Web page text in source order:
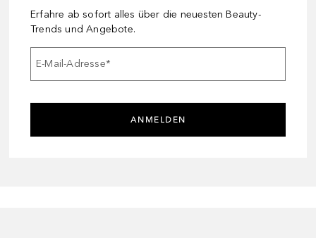
Erfahre ab sofort alles über die neuesten Beauty-
Trends und Angebote.
E-Mail-Adresse*
ANMELDEN